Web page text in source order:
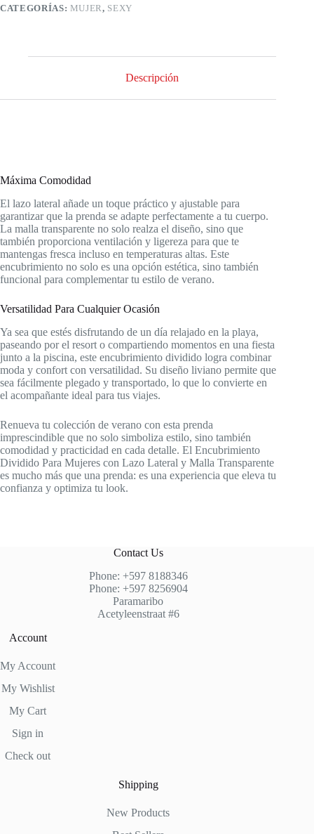
CATEGORÍAS: MUJER, SEXY
Descripción
Máxima Comodidad
El lazo lateral añade un toque práctico y ajustable para
garantizar que la prenda se adapte perfectamente a tu cuerpo.
La malla transparente no solo realza el diseño, sino que
también proporciona ventilación y ligereza para que te
mantengas fresca incluso en temperaturas altas. Este
encubrimiento no solo es una opción estética, sino también
funcional para complementar tu estilo de verano.
Versatilidad Para Cualquier Ocasión
Ya sea que estés disfrutando de un día relajado en la playa,
paseando por el resort o compartiendo momentos en una fiesta
junto a la piscina, este encubrimiento dividido logra combinar
moda y confort con versatilidad. Su diseño liviano permite que
sea fácilmente plegado y transportado, lo que lo convierte en
el acompañante ideal para tus viajes.
Renueva tu colección de verano con esta prenda
imprescindible que no solo simboliza estilo, sino también
comodidad y practicidad en cada detalle. El Encubrimiento
Dividido Para Mujeres con Lazo Lateral y Malla Transparente
es mucho más que una prenda: es una experiencia que eleva tu
confianza y optimiza tu look.
Contact Us
Phone: +597 8188346
Phone: +597 8256904
Paramaribo
Acetyleenstraat #6
Account
My Account
My Wishlist
My Cart
Sign in
Check out
Shipping
New Products